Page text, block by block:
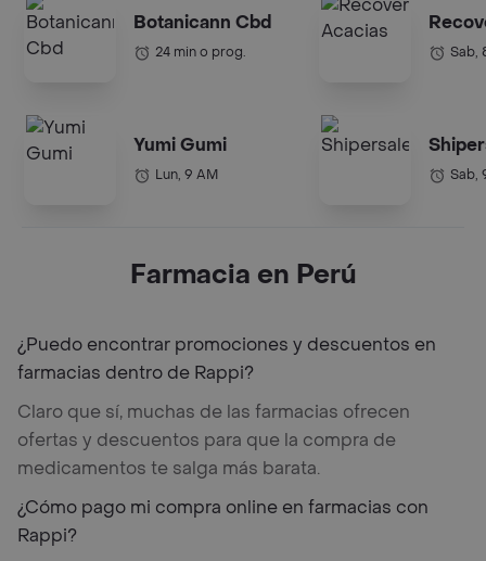
Botanicann Cbd
24 min o prog.
Yumi Gumi
Lun, 9 AM
Sab,
Sab,
Farmacia en Perú
¿Puedo encontrar promociones y descuentos en
farmacias dentro de Rappi?
Claro que sí, muchas de las farmacias ofrecen
ofertas y descuentos para que la compra de
medicamentos te salga más barata.
¿Cómo pago mi compra online en farmacias con
Rappi?